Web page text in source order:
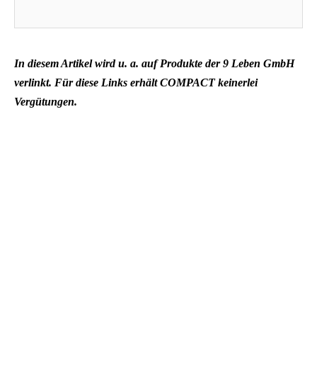
In diesem Artikel wird u. a. auf Produkte der 9 Leben GmbH
verlinkt. Für diese Links erhält COMPACT keinerlei
Vergütungen.